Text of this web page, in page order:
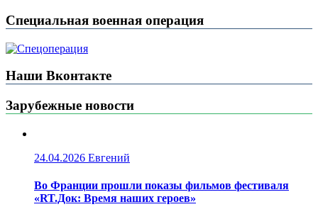
Специальная военная операция
Наши Вконтакте
Зарубежные новости
24.04.2026 Евгений
Во Франции прошли показы фильмов фестиваля
«RT.Док: Время наших героев»